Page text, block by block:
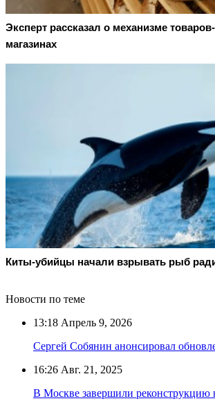
Эксперт рассказал о механизме
магазинах
Киты-убийцы начали взрывать рыб
Новости по теме
13:18 Апрель 9, 2026
Сергей Собянин анонсировал
16:26 Авг. 21, 2025
В Москве завершили реконструкцию